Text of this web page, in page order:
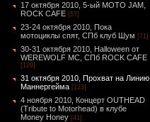
17 октября 2010, 5-ый MOTO JAM,
ROCK CAFE [57]
23-24 октября 2010, Пока
мотоциклы спят, СПб клуб Шум [71]
30-31 октября 2010, Halloween от
WEREWOLF MC, СПб ROCK CAFE
[129]
31 октября 2010, Прохват на Линию
Маннергейма [123]
4 ноября 2010, Концерт OUTHEAD
(Tribute to Motorhead) в клубе
Money Honey [41]